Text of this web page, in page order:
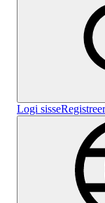
Logi sisse